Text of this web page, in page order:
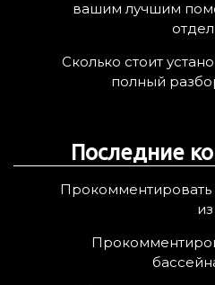
вашим лучшим
Сколько стоит
полный
Последние